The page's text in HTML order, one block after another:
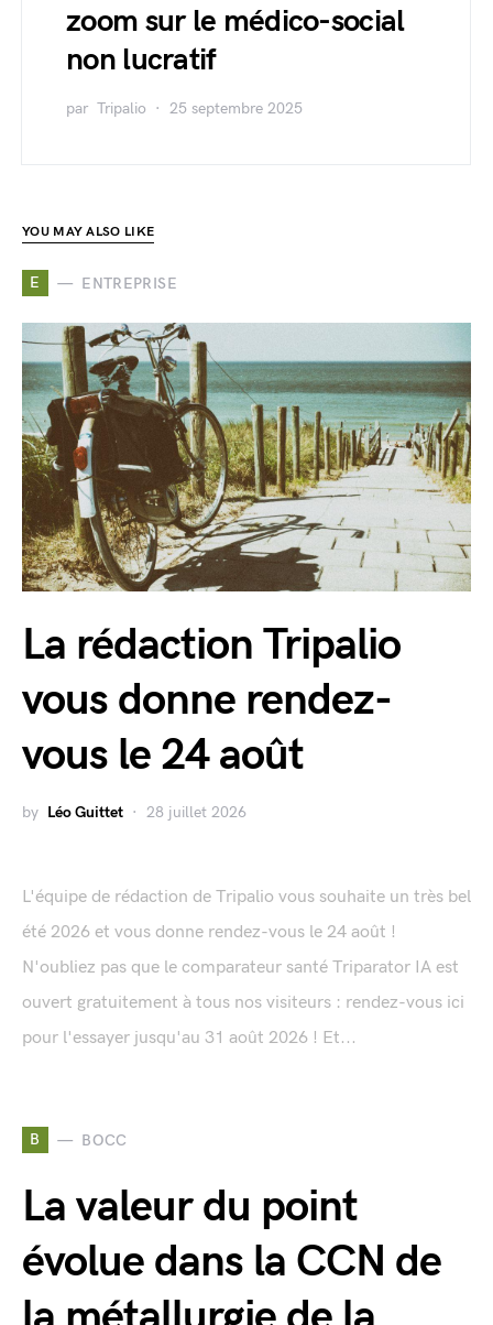
zoom sur le médico-social
non lucratif
par Tripalio 25 septembre 2025
YOU MAY ALSO LIKE
E ENTREPRISE
La rédaction Tripalio
vous donne rendez-
vous le 24 août
by Léo Guittet 28 juillet 2026
L'équipe de rédaction de Tripalio vous souhaite un très bel
été 2026 et vous donne rendez-vous le 24 août !
N'oubliez pas que le comparateur santé Triparator IA est
ouvert gratuitement à tous nos visiteurs : rendez-vous ici
pour l'essayer jusqu'au 31 août 2026 ! Et...
B BOCC
La valeur du point
évolue dans la CCN de